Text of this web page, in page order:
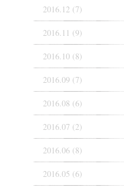
2016.12 (7)
2016.11 (9)
2016.10 (8)
2016.09 (7)
2016.08 (6)
2016.07 (2)
2016.06 (8)
2016.05 (6)